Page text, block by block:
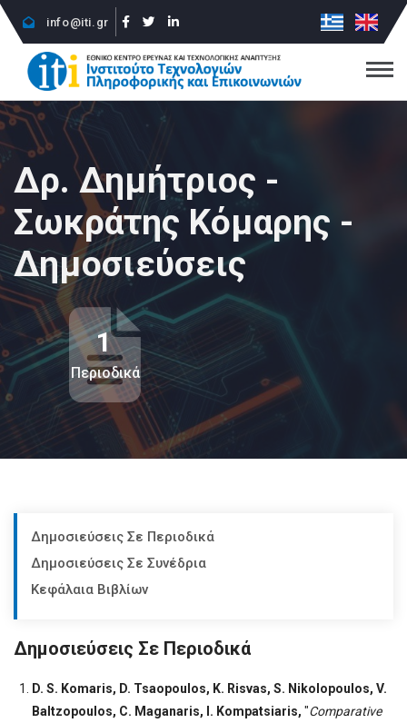
info@iti.gr
Δρ. Δημήτριος -
Σωκράτης Κόμαρης -
Δημοσιεύσεις
1
Περιοδικά
Δημοσιεύσεις Σε Περιοδικά
Δημοσιεύσεις Σε Συνέδρια
Κεφάλαια Βιβλίων
Δημοσιεύσεις Σε Περιοδικά
D. S. Komaris, D. Tsaopoulos, K. Risvas, S. Nikolopoulos, V.
Baltzopoulos, C. Maganaris, I. Kompatsiaris, "Comparative